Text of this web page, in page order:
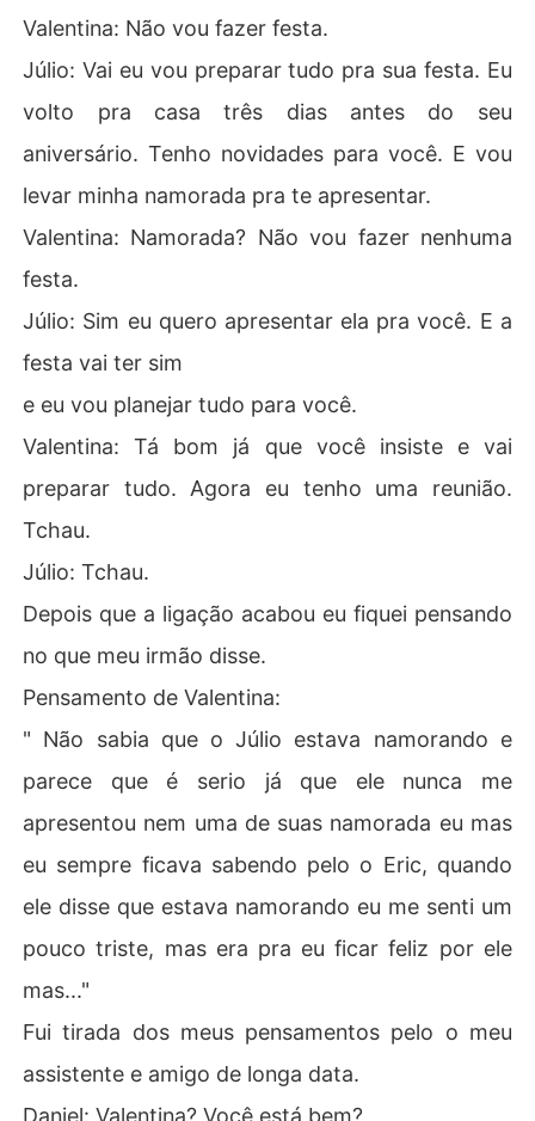
Valentina: Não vou fazer festa.
Júlio: Vai eu vou preparar tudo pra sua festa. Eu
volto pra casa três dias antes do seu
aniversário. Tenho novidades para você. E vou
levar minha namorada pra te apresentar.
Valentina: Namorada? Não vou fazer nenhuma
festa.
Júlio: Sim eu quero apresentar ela pra você. E a
festa vai ter sim
e eu vou planejar tudo para você.
Valentina: Tá bom já que você insiste e vai
preparar tudo. Agora eu tenho uma reunião.
Tchau.
Júlio: Tchau.
Depois que a ligação acabou eu fiquei pensando
no que meu irmão disse.
Pensamento de Valentina:
" Não sabia que o Júlio estava namorando e
parece que é serio já que ele nunca me
apresentou nem uma de suas namorada eu mas
eu sempre ficava sabendo pelo o Eric, quando
ele disse que estava namorando eu me senti um
pouco triste, mas era pra eu ficar feliz por ele
mas..."
Fui tirada dos meus pensamentos pelo o meu
assistente e amigo de longa data.
Daniel: Valentina? Você está bem?